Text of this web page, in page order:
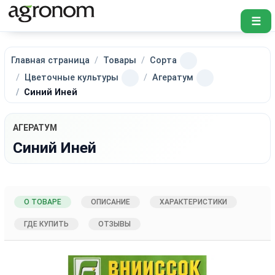
☰
Главная страница Товары
Сорта
Цветочные культуры
Агератум
Синий Иней
АГЕРАТУМ
Синий Иней
О ТОВАРЕ ОПИСАНИЕ ХАРАКТЕРИСТИКИ
ГДЕ КУПИТЬ ОТЗЫВЫ